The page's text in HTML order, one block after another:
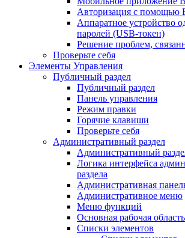
Авторизация с помощью
Аппаратное устройство
паролей (USB-токен)
Решение проблем,
Проверьте себя
Элементы Управления
Публичный раздел
Публичный раздел
Панель управления
Режим правки
Горячие клавиши
Проверьте себя
Административный раздел
Административный
Логика интерфейса
раздела
Административная
Административное меню
Меню функций
Основная рабочая область
Списки элементов